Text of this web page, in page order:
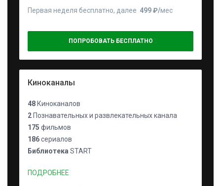
Первая неделя бесплатно, далее 499 ₽⁠/⁠мес
ПОПРОБОВАТЬ БЕСПЛАТНО
Киноканалы
48 Киноканалов
2 Познавательных и развлекательных канала
175 фильмов
186сериалов
Библиотека START
ПОДРОБНЕЕ